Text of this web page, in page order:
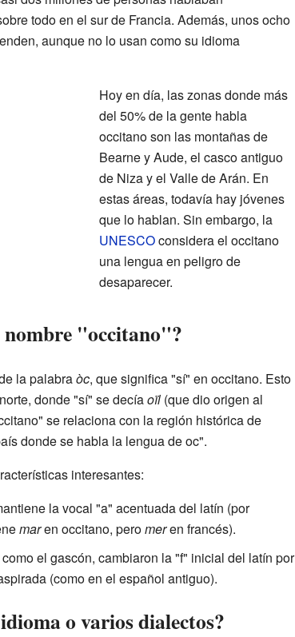
todo en el sur de Francia. Además, unos ocho
aunque no lo usan como su idioma
Hoy en día, las zonas donde más
del 50% de la gente habla
occitano son las montañas de
Bearne y Aude, el casco antiguo
de Niza y el Valle de Arán. En
estas áreas, todavía hay jóvenes
que lo hablan. Sin embargo, la
UNESCOconsidera el occitano
una lengua en peligro de
desaparecer.
nombre "occitano"?
la palabraòc, que significa "sí" en occitano. Esto
donde "sí" se decíaoïl(que dio origen al
se relaciona con la región histórica de
donde se habla la lengua de oc".
interesantes:
la vocal "a" acentuada del latín (por
maren occitano, peromeren francés).
el gascón, cambiaron la "f" inicial del latín por
(como en el español antiguo).
o varios dialectos?